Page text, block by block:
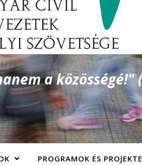
a közösségé!"
PROGRAMOK ÉS